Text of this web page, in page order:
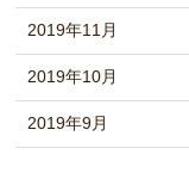
2019年11月
2019年10月
2019年9月